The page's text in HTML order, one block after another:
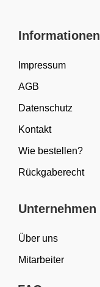
Informationen
Impressum
AGB
Datenschutz
Kontakt
Wie bestellen?
Rückgaberecht
Unternehmen
Über uns
Mitarbeiter